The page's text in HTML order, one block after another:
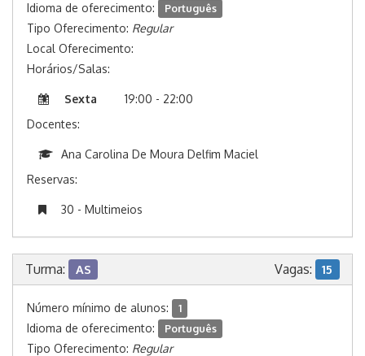
Idioma de oferecimento: Português
Tipo Oferecimento: Regular
Local Oferecimento:
Horários/Salas:
Sexta
19:00 - 22:00
Docentes:
Ana Carolina De Moura Delfim Maciel
Reservas:
30 - Multimeios
Turma: AS Vagas: 15
Número mínimo de alunos: 1
Idioma de oferecimento: Português
Tipo Oferecimento: Regular